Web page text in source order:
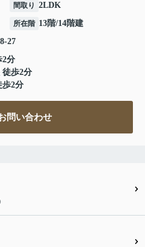
間取り 2LDK
所在階 13階/14階建
27
2分
徒歩2分
歩2分
問い合わせ